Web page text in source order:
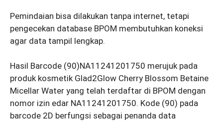
Pemindaian bisa dilakukan tanpa internet, tetapi
pengecekan database BPOM membutuhkan koneksi
agar data tampil lengkap.
Hasil Barcode (90)NA11241201750 merujuk pada
produk kosmetik Glad2Glow Cherry Blossom Betaine
Micellar Water yang telah terdaftar di BPOM dengan
nomor izin edar NA11241201750. Kode (90) pada
barcode 2D berfungsi sebagai penanda data